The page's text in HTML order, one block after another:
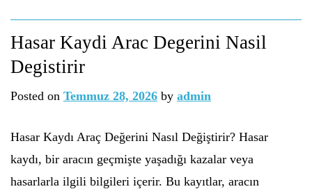
Hasar Kaydi Arac Degerini Nasil
Degistirir
Posted on Temmuz 28, 2026 by admin
Hasar Kaydı Araç Değerini Nasıl Değiştirir? Hasar
kaydı, bir aracın geçmişte yaşadığı kazalar veya
hasarlarla ilgili bilgileri içerir. Bu kayıtlar, aracın